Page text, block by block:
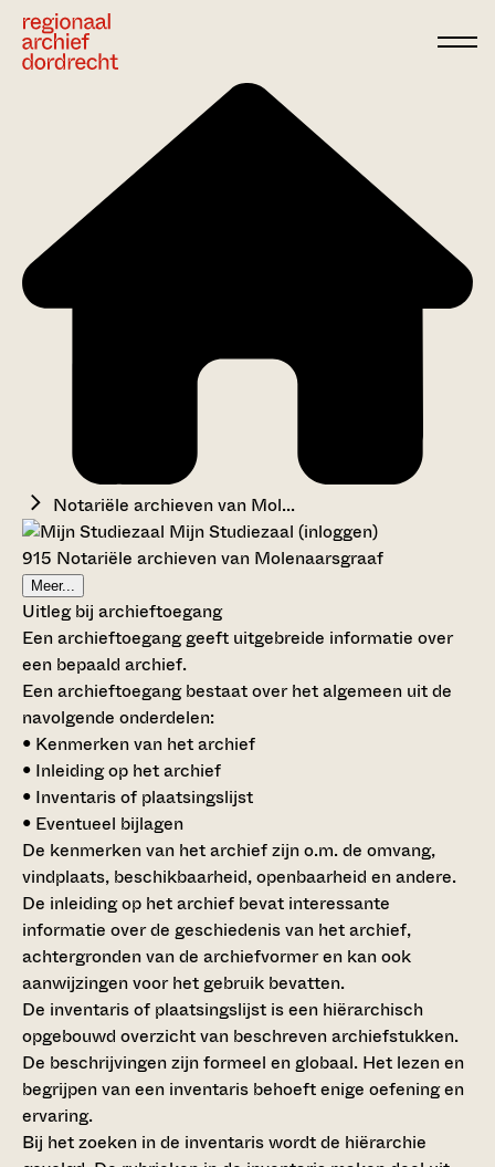
Notariële archieven van Mol...
Mijn Studiezaal (inloggen)
915 Notariële archieven van Molenaarsgraaf
Meer...
Uitleg bij archieftoegang
Een archieftoegang geeft uitgebreide informatie over
een bepaald archief.
Een archieftoegang bestaat over het algemeen uit de
navolgende onderdelen:
• Kenmerken van het archief
• Inleiding op het archief
• Inventaris of plaatsingslijst
• Eventueel bijlagen
De kenmerken van het archief zijn o.m. de omvang,
vindplaats, beschikbaarheid, openbaarheid en andere.
De inleiding op het archief bevat interessante
informatie over de geschiedenis van het archief,
achtergronden van de archiefvormer en kan ook
aanwijzingen voor het gebruik bevatten.
De inventaris of plaatsingslijst is een hiërarchisch
opgebouwd overzicht van beschreven archiefstukken.
De beschrijvingen zijn formeel en globaal. Het lezen en
begrijpen van een inventaris behoeft enige oefening en
ervaring.
Bij het zoeken in de inventaris wordt de hiërarchie